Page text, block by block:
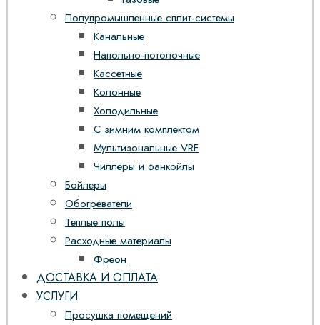
Полупромышленные сплит-системы
Канальные
Напольно-потолочные
Кассетные
Колонные
Холодильные
С зимним комплектом
Мультизональные VRF
Чиллеры и фанкойлы
Бойлеры
Обогреватели
Теплые полы
Расходные материалы
Фреон
ДОСТАВКА И ОПЛАТА
УСЛУГИ
Просушка помещений